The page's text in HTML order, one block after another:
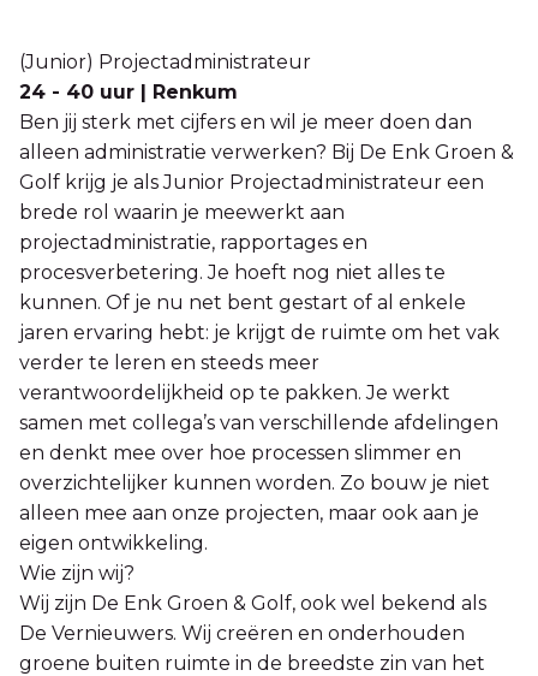
(Junior) Projectadministrateur
24 - 40 uur | Renkum
Ben jij sterk met cijfers en wil je meer doen dan
alleen administratie verwerken? Bij De Enk Groen &
Golf krijg je als Junior Projectadministrateur een
brede rol waarin je meewerkt aan
projectadministratie, rapportages en
procesverbetering. Je hoeft nog niet alles te
kunnen. Of je nu net bent gestart of al enkele
jaren ervaring hebt: je krijgt de ruimte om het vak
verder te leren en steeds meer
verantwoordelijkheid op te pakken. Je werkt
samen met collega’s van verschillende afdelingen
en denkt mee over hoe processen slimmer en
overzichtelijker kunnen worden. Zo bouw je niet
alleen mee aan onze projecten, maar ook aan je
eigen ontwikkeling.
Wie zijn wij?
Wij zijn De Enk Groen & Golf, ook wel bekend als
De Vernieuwers. Wij creëren en onderhouden
groene buiten ruimte in de breedste zin van het